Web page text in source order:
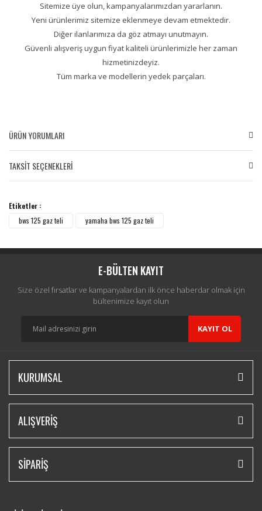
Sitemize üye olun, kampanyalarımızdan yararlanın.
Yeni ürünlerimiz sitemize eklenmeye devam etmektedir.
Diğer ilanlarımıza da göz atmayı unutmayın.
Güvenli alışveriş uygun fiyat kaliteli ürünlerimizle her zaman
hizmetinizdeyiz.
Tüm marka ve modellerin yedek parçaları.
ÜRÜN YORUMLARI
TAKSİT SEÇENEKLERİ
Etiketler :
bws 125 gaz teli
yamaha bws 125 gaz teli
E-BÜLTEN KAYIT
Size özel fırsatlar ve kampanyalardan ilk önce haberdar olmak için
bültenimize kayıt olun
KAYIT OL
KURUMSAL
ALIŞVERİŞ
SİPARİŞ